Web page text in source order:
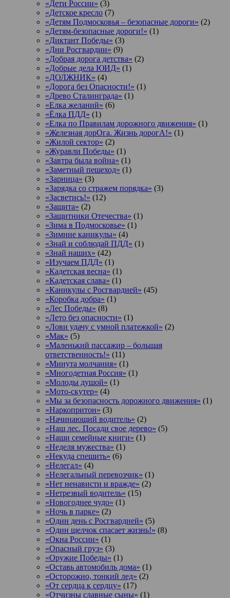
«Дети России» (3)
«Детское кресло (7)
«Детям Подмосковья – безопасные дороги» (2)
«Детям-безопасные дороги!» (1)
«Диктант Победы» (3)
«Дни Росгвардии» (9)
«Добрая дорога детства» (2)
«Добрые дела ЮИД» (1)
«ДОЛЖНИК» (4)
«Дорога без Опасности!» (1)
«Древо Сталинграда» (1)
«Елка желаний» (6)
«Ёлка ПДД» (1)
«Елка по Правилам дорожного движения» (1)
«Железная дорОга. Жизнь дорогА!» (1)
«Жилой сектор» (2)
«Журавли Победы» (1)
«Завтра была война» (1)
«Заметный пешеход» (1)
«Зарница» (3)
«Зарядка со стражем порядка» (3)
«Засветись!» (12)
«Защита» (2)
«Защитники Отечества» (1)
«Зима в Подмосковье» (1)
«Зимние каникулы» (4)
«Знай и соблюдай ПДД» (1)
«Знай наших» (42)
«Изучаем ПДД» (1)
«Кадетская весна» (1)
«Кадетская слава» (1)
«Каникулы с Росгвардией» (45)
«Коробка добра» (1)
«Лес Победы» (8)
«Лето без опасности» (1)
«Лови удачу с умной платежкой» (2)
«Мак» (5)
«Маленький пассажир – большая
ответственность!» (11)
«Минута молчания» (1)
«Многодетная Россия» (1)
«Молоды душой» (1)
«Мото-скутер» (4)
«Мы за безопасность дорожного движения» (1)
«Наркопритон» (3)
«Начинающий водитель» (2)
«Наш лес. Посади свое дерево» (5)
«Наши семейные книги» (1)
«Неделя мужества» (1)
«Некуда спешить» (6)
«Нелегал» (4)
«Нелегальный перевозчик» (1)
«Нет ненависти и вражде» (2)
«Нетрезвый водитель» (15)
«Новогоднее чудо» (1)
«Ночь в парке» (2)
«Один день с Росгвардией» (5)
«Один щелчок спасает жизнь!» (8)
«Окна России» (1)
«Опасный груз» (3)
«Оружие Победы» (1)
«Оставь автомобиль дома» (1)
«Осторожно, тонкий лед» (2)
«От сердца к сердцу» (17)
«Отчизны славные сыны» (1)